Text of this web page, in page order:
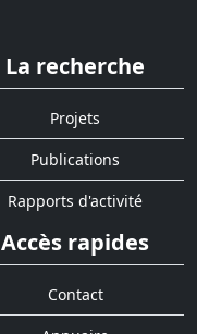
La recherche
Projets
Publications
Rapports d'activité
Accès rapides
Contact